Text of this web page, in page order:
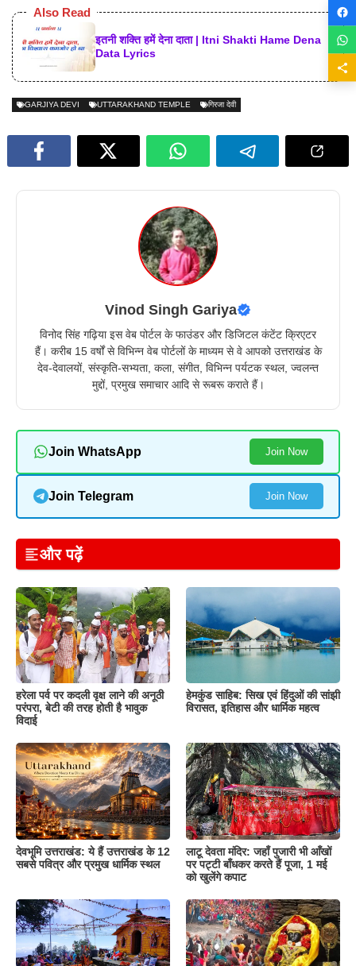
Also Read
इतनी शक्ति हमें देना दाता | Itni Shakti Hame Dena
Data Lyrics
GARJIYA DEVI UTTARAKHAND TEMPLE गिरजा देवी
Vinod Singh Gariya
विनोद सिंह गढ़िया इस वेब पोर्टल के फाउंडर और डिजिटल कंटेंट क्रिएटर
हैं। करीब 15 वर्षों से विभिन्न वेब पोर्टलों के माध्यम से वे आपको उत्तराखंड के
देव-देवालयों, संस्कृति-सभ्यता, कला, संगीत, विभिन्न पर्यटक स्थल, ज्वलन्त
मुद्दों, प्रमुख समाचार आदि से रूबरू कराते हैं।
Join WhatsApp Join Now
Join Telegram Join Now
और पढ़ें
हरेला पर्व पर कदली वृक्ष लाने की अनूठी
परंपरा, बेटी की तरह होती है भावुक
विदाई
हेमकुंड साहिब: सिख एवं हिंदुओं की सांझी
विरासत, इतिहास और धार्मिक महत्व
देवभूमि उत्तराखंड: ये हैं उत्तराखंड के 12
सबसे पवित्र और प्रमुख धार्मिक स्थल
लाटू देवता मंदिर: जहाँ पुजारी भी आँखों
पर पट्टी बाँधकर करते हैं पूजा, 1 मई
को खुलेंगे कपाट